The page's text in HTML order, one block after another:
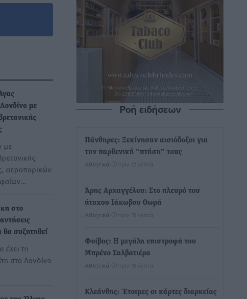
με
με
αεροπορικών
στο
θα συζητηθεί
τη
στο Λονδίνο
Ροή ειδήσεων
Πάνθηρες: Ξεκίνησαν αισιόδοξοι για
την παρθενική “πτήση” τους
Αθλητικά πριν 12 λεπτά
Άρης Αρχαγγέλου: Στο πλευρό του
άτυχου Ιάκωβου Θωμά
Αθλητικά πριν 15 λεπτά
Φοίβος: Η μεγάλη επιστροφή του
Μπρένο Σαλβατιέρα
Αθλητικά πριν 18 λεπτά
Κλεάνθης: Έτοιμες οι κάρτες διαρκείας